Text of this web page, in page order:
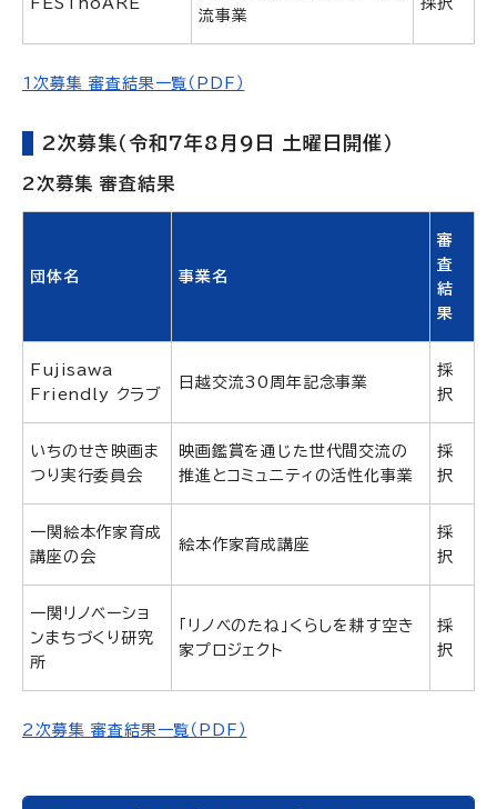
FESTnoARE
流事業
採択
1次募集 審査結果一覧（PDF）
2次募集（令和7年8月9日 土曜日開催）
2次募集 審査結果
団体名 事業名
審
査
結
果
Fujisawa
Friendly クラブ
日越交流30周年記念事業
採
択
いちのせき映画ま
つり実行委員会
映画鑑賞を通じた世代間交流の
推進とコミュニティの活性化事業
採
択
一関絵本作家育成
講座の会
絵本作家育成講座
採
択
一関リノベーショ
ンまちづくり研究
所
「リノベのたね」くらしを耕す空き
家プロジェクト
採
択
2次募集 審査結果一覧（PDF）